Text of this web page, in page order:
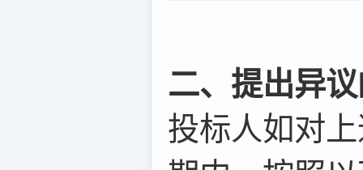
二、提出异
投标人如对